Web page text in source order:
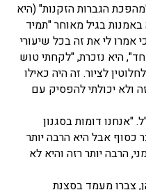
הגברות הזקנות" (היא
באמנות בגיל מאוחר "תמיד
אמרו לי את זה בכל שיעורי
היא נזכרת, "לקחתי טוש
לציור. זה היה כאילו
ולא יכולתי להפסיק עם
"אנחנו דומות בסגנון
כסוף אבל היא הרבה יותר
הרבה יותר רזה והיא לא
צברו מעמד בסצנת